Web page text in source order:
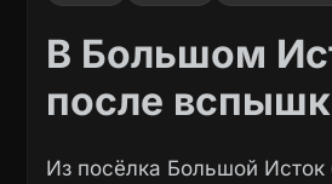
В Большом
после
Из посёлка Большой Исток